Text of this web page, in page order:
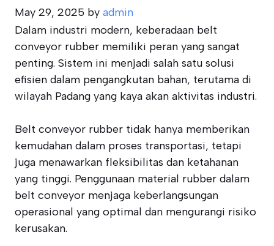
May 29, 2025 by admin
Dalam industri modern, keberadaan belt
conveyor rubber memiliki peran yang sangat
penting. Sistem ini menjadi salah satu solusi
efisien dalam pengangkutan bahan, terutama di
wilayah Padang yang kaya akan aktivitas industri.
Belt conveyor rubber tidak hanya memberikan
kemudahan dalam proses transportasi, tetapi
juga menawarkan fleksibilitas dan ketahanan
yang tinggi. Penggunaan material rubber dalam
belt conveyor menjaga keberlangsungan
operasional yang optimal dan mengurangi risiko
kerusakan.